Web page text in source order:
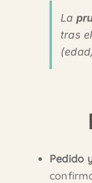
La
tras el
Pedido